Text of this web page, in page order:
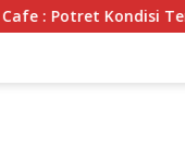
Remaja